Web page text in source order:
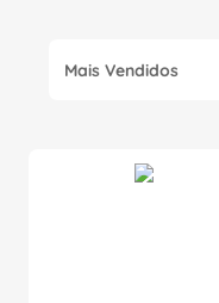
Mais Vendidos
caixa